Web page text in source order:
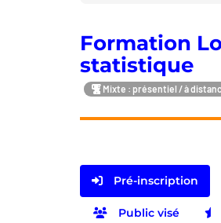
Formation
statistique
Mixte : présentiel / à
Pré-inscription
Public visé